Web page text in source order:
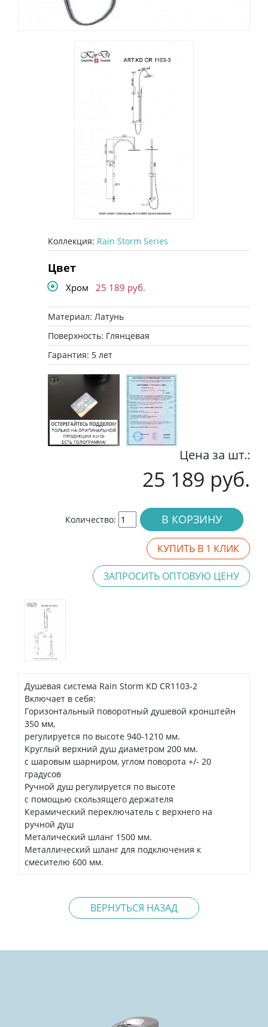
Коллекция: Rain Storm Series
Цвет
Хром 25 189 руб.
Материал: Латунь
Поверхность: Глянцевая
Гарантия: 5 лет
Цена за шт.:
25 189 руб.
Количество: В КОРЗИНУ
КУПИТЬ В 1 КЛИК
ЗАПРОСИТЬ ОПТОВУЮ ЦЕНУ
Душевая система Rain Storm KD CR1103-2
Включает в себя:
Горизонтальный поворотный душевой кронштейн
350 мм,
регулируется по высоте 940-1210 мм.
Круглый верхний душ диаметром 200 мм.
с шаровым шарниром, углом поворота +/- 20
градусов
Ручной душ регулируется по высоте
с помощью скользящего держателя
Керамический переключатель с верхнего на
ручной душ
Металический шланг 1500 мм.
Металлический шланг для подключения к
смесителю 600 мм.
ВЕРНУТЬСЯ НАЗАД